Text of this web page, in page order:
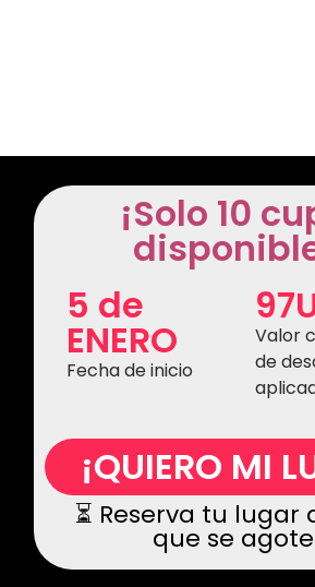
¡Solo 10
5 de
ENERO
Fecha de inicio
Valor
de
¡QUIERO MI
⏳ Reserva tu lugar
que se